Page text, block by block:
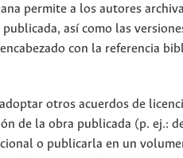
permite a los autores
así como las
con la referencia
otros acuerdos de
de la obra publicada (p. ej.:
o publicarla en un